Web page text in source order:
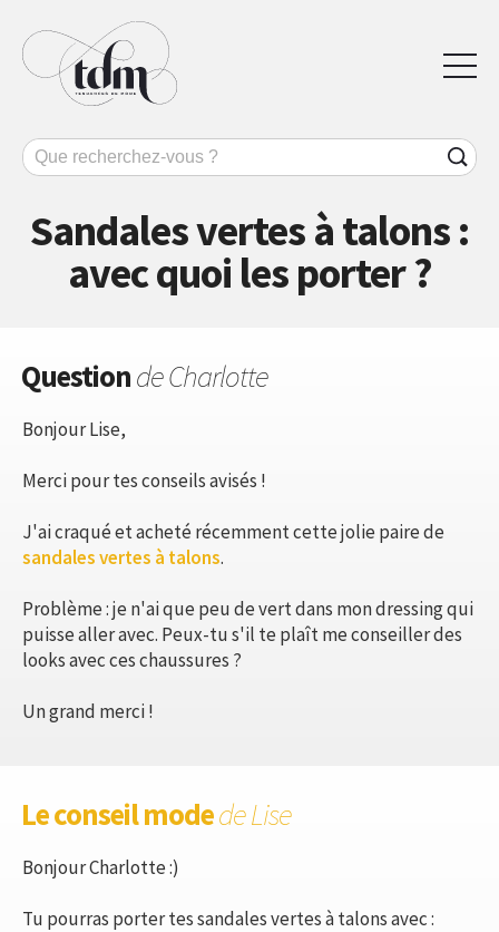
Sandales vertes à talons :
avec quoi les porter ?
Questionde Charlotte
Bonjour Lise,
Merci pour tes conseils avisés !
J'ai craqué et acheté récemment cette jolie paire de
sandales vertes à talons.
Problème : je n'ai que peu de vert dans mon dressing qui
puisse aller avec. Peux-tu s'il te plaît me conseiller des
looks avec ces chaussures ?
Un grand merci !
Le conseil modede Lise
Bonjour Charlotte :)
Tu pourras porter tes sandales vertes à talons avec :